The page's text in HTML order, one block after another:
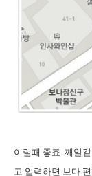
이럴때 좋죠. 깨알
고 입력하면 보다